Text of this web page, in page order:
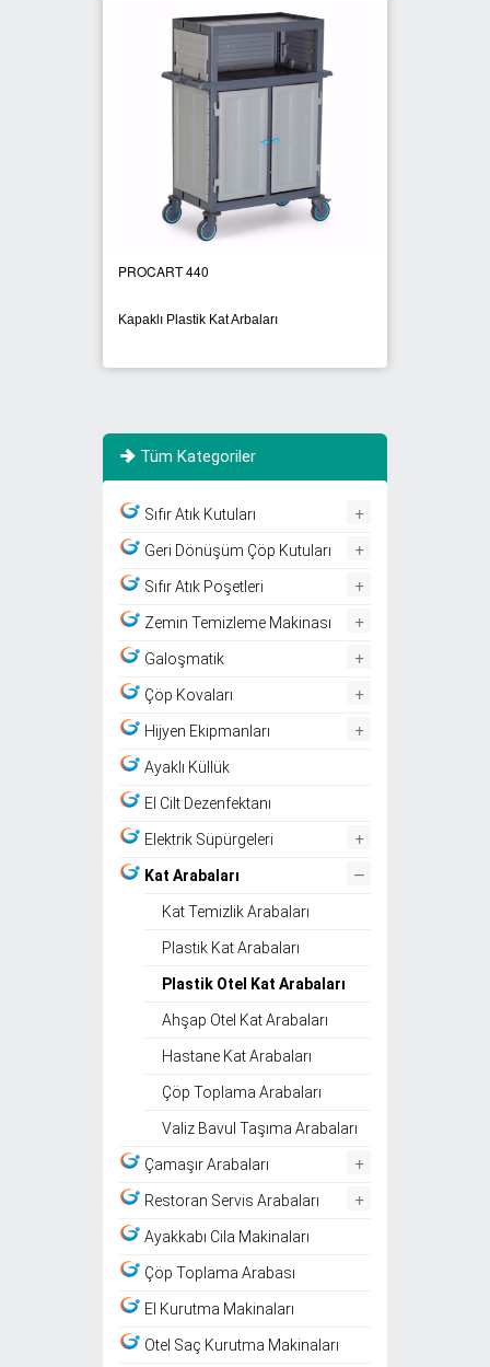
PROCART 440
Kapaklı Plastik Kat Arbaları
Tüm Kategoriler
Sıfır Atık Kutuları +
Geri Dönüşüm Çöp Kutuları +
Sıfır Atık Poşetleri +
Zemin Temizleme Makinası +
Galoşmatik +
Çöp Kovaları +
Hijyen Ekipmanları +
Ayaklı Küllük
El Cilt Dezenfektanı
Elektrik Süpürgeleri +
Kat Arabaları –
Kat Temizlik Arabaları
Plastik Kat Arabaları
Plastik Otel Kat Arabaları
Ahşap Otel Kat Arabaları
Hastane Kat Arabaları
Çöp Toplama Arabaları
Valiz Bavul Taşıma Arabaları
Çamaşır Arabaları +
Restoran Servis Arabaları +
Ayakkabı Cila Makinaları
Çöp Toplama Arabası
El Kurutma Makinaları
Otel Saç Kurutma Makinaları